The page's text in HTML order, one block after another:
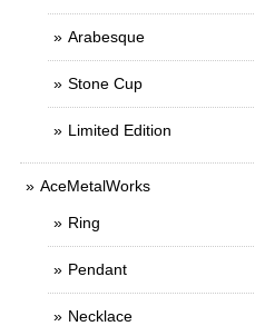
Arabesque
Stone Cup
Limited Edition
AceMetalWorks
Ring
Pendant
Necklace